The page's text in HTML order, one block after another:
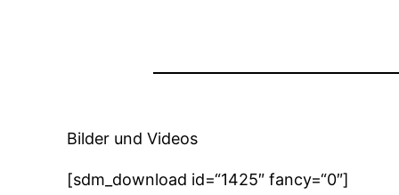
Bilder und Videos
[sdm_download id=“1425″ fancy=“0″]